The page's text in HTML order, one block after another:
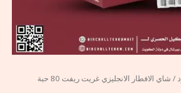
/ شاي الافطار الانجليزي غريت ريفت 80 حبة